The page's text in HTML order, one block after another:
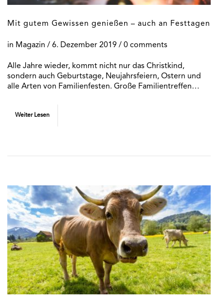
Mit gutem Gewissen genießen – auch an Festtagen
in Magazin / 6. Dezember 2019 / 0 comments
Alle Jahre wieder, kommt nicht nur das Christkind,
sondern auch Geburtstage, Neujahrsfeiern, Ostern und
alle Arten von Familienfesten. Große Familientreffen…
Weiter Lesen